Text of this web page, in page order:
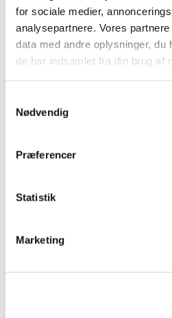
for sociale medier,
analysepartnere. Vores
data med andre oplysninger, du
de har indsamlet fra din brug af
Nødvendig
Præferencer
Statistik
Marketing